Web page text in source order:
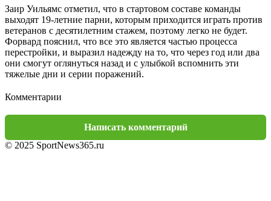
Заир Уильямс отметил, что в стартовом составе команды
выходят 19-летние парни, которым приходится играть против
ветеранов с десятилетним стажем, поэтому легко не будет.
Форвард пояснил, что все это является частью процесса
перестройки, и выразил надежду на то, что через год или два
они смогут оглянуться назад и с улыбкой вспомнить эти
тяжелые дни и серии поражений.
Комментарии
Написать комментарий
© 2025 SportNews365.ru